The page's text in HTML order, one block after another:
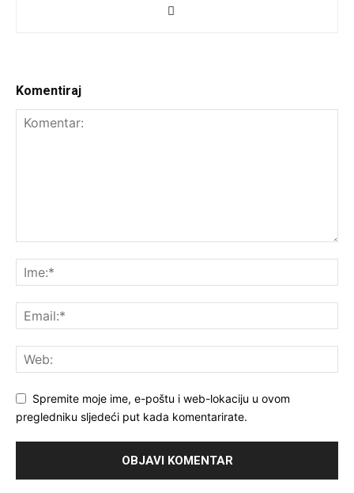
Komentiraj
Spremite moje ime, e-poštu i web-lokaciju u ovom
pregledniku sljedeći put kada komentarirate.